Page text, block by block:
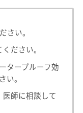
さい。
ださい。
タープルーフ効
い。
医師に相談して